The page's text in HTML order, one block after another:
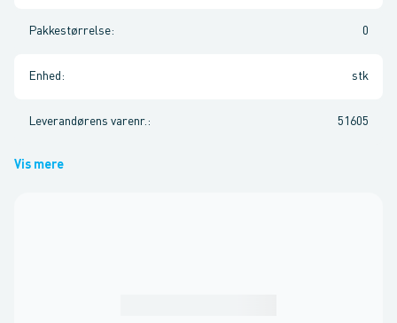
Pakkestørrelse: 0
Enhed : stk
Leverandørens varenr. : 51605
Vis mere